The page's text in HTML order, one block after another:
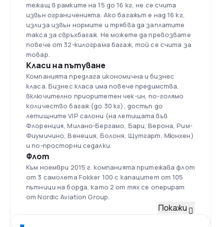
тежащ в рамките на 15 до 16 кг, не се счита
извън ограниченията. Ако багажът е над 16 кг,
излиза извън нормите и трябва да заплатите
такса за свръхбагаж. Не можете да превозвате
повече от 32-килограма багаж, той се счита за
товар.
Класи на пътуване
Компанията предлага икономична и бизнес
класа. Бизнес класа има повече предимства,
включително приоритетен чек-ин, по-голямо
количество багаж (до 30 кг), достъп до
летищните VIP салони (на летищата във
Флоренция, Милано-Бергамо, Бари, Верона, Рим-
Фиумичино, Венеция, Болоня, Щутгарт, Мюнхен)
и по-просторни седалки.
Флот
Към ноември 2015 г. компанията притежава флот
от 3 самолета Fokker 100 с капацитет от 105
пътници на борда, като 2 от тях се оперират
от Nordic Aviation Group.
Покажи